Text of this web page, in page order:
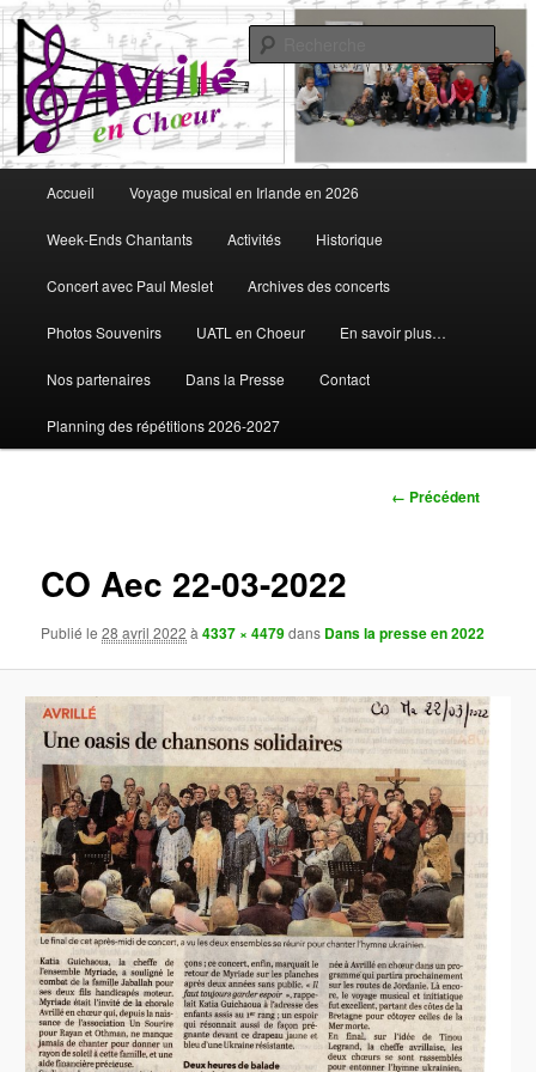
Aller
au
contenu
principalAvrillé en Choeur
Vous aimez chanter, Avrillé en Choeur est fait pour vous
principal
Accueil Voyage musical en Irlande en 2026
Week-Ends Chantants Activités Historique
Concert avec Paul Meslet Archives des concerts
Photos Souvenirs UATL en Choeur En savoir plus…
Nos partenaires Dans la Presse Contact
Planning des répétitions 2026-2027
Navigation
← Précédent
CO Aec 22-03-2022
Publié le28 avril 2022 à4337 × 4479dans Dans la presse en 2022